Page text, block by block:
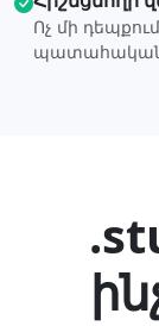
Ոչ մի